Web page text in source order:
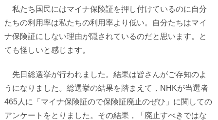
私たち国民にはマイナ保険証を押し付けているのに自分
たちの利用率は私たちの利用率より低い。自分たちはマイ
ナ保険証にしない理由が隠されているのだと思います。と
ても怪しいと感じます。
先日総選挙が行われました。結果は皆さんがご存知のよ
うになりました。総選挙の結果を踏まえて， NHKが当選者
465人に「マイナ保険証ので保険証廃止のぜひ」に関しての
アンケートをとりました。その結果，「廃止すべきではな